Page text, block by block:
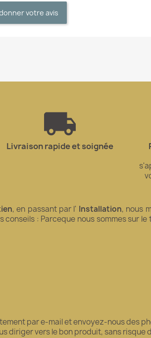
votre avis
Livraison rapide et soignée
, en passant par l' Installation, nous
conseils : Parceque nous sommes sur
par e-mail et envoyez-nous des
diriger vers le bon produit, sans risque